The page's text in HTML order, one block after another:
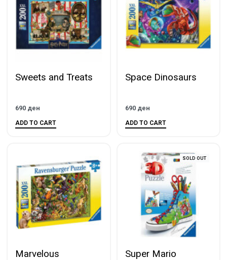
Sweets and Treats
690 ден
ADD TO CART
Space Dinosaurs
690 ден
ADD TO CART
Marvelous
SOLD OUT
Super Mario